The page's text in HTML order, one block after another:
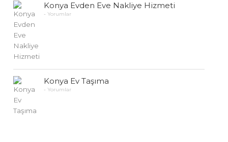
Konya Evden Eve Nakliye Hizmeti
- Yorumlar
Konya Ev Taşıma
- Yorumlar